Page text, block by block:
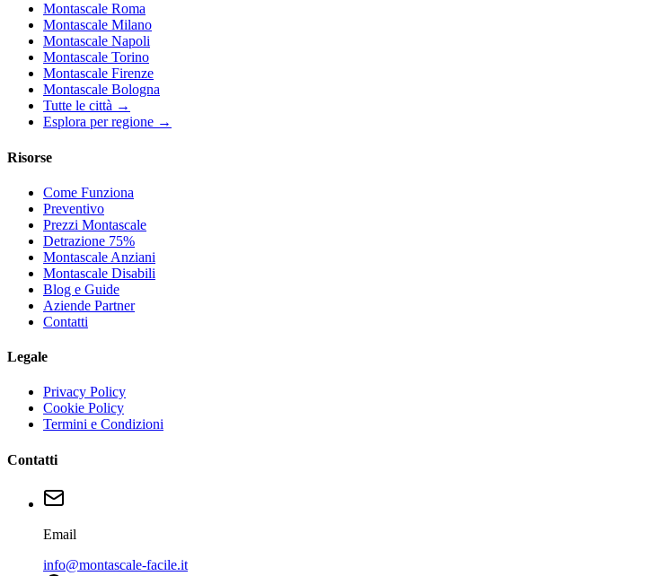
Montascale Roma
Montascale Milano
Montascale Napoli
Montascale Torino
Montascale Firenze
Montascale Bologna
Tutte le città →
Esplora per regione →
Risorse
Come Funziona
Preventivo
Prezzi Montascale
Detrazione 75%
Montascale Anziani
Montascale Disabili
Blog e Guide
Aziende Partner
Contatti
Legale
Privacy Policy
Cookie Policy
Termini e Condizioni
Contatti
Email
info@montascale-facile.it